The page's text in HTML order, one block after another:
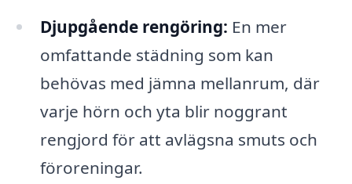
Djupgående rengöring: En mer
omfattande städning som kan
behövas med jämna mellanrum, där
varje hörn och yta blir noggrant
rengjord för att avlägsna smuts och
föroreningar.